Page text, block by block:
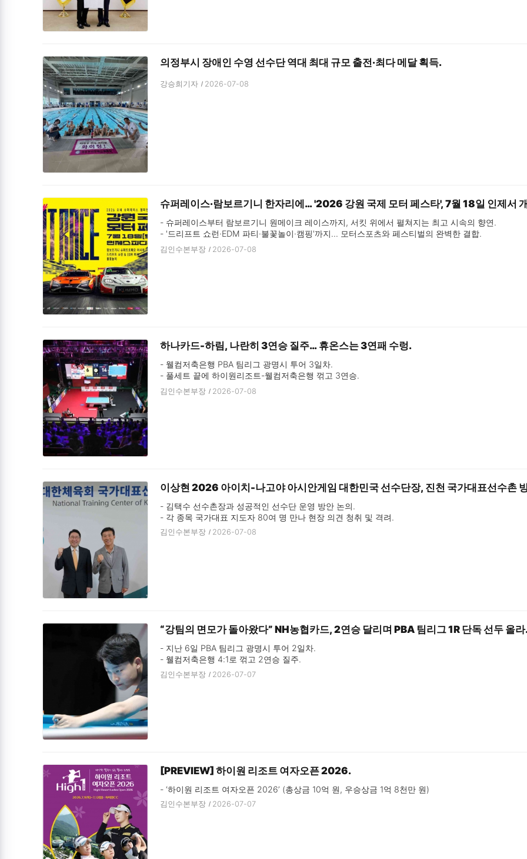
의정부시 장애인 수영 선수단 역대 최대 규모 출전·최다 메달 획득.
강승희기자 2026-07-08
슈퍼레이스·람보르기니 한자리에… '2026 강원 국제 모터 페스타', 7월 18일 인제서
- 슈퍼레이스부터 람보르기니 원메이크 레이스까지, 서킷 위에서 펼쳐지는 최고 시속의 향연.
- '드리프트 쇼런·EDM 파티·불꽃놀이·캠핑'까지… 모터스포츠와 페스티벌의 완벽한 결합.
- 서울 및 강원 주요 거점 셔틀버스 운행으로 접근성 업그레이드.
김인수본부장 2026-07-08
하나카드-하림, 나란히 3연승 질주… 휴온스는 3연패 수렁.
- 웰컴저축은행 PBA 팀리그 광명시 투어 3일차.
- 풀세트 끝에 하이원리조트-웰컴저축은행 꺾고 3연승.
- 휴온스는 크라운해태에 0:4 완패…3연패 수렁.
- ‘한지은 2승’ 에스와이, NH농협카드에 4:1 완승.
김인수본부장 2026-07-08
이상현 2026 아이치-나고야 아시안게임 대한민국 선수단장, 진천 국가대표선수촌
- 김택수 선수촌장과 성공적인 선수단 운영 방안 논의.
- 각 종목 국가대표 지도자 80여 명 만나 현장 의견 청취 및 격려.
김인수본부장 2026-07-08
“강팀의 면모가 돌아왔다” NH농협카드, 2연승 달리며 PBA 팀리그 1R 단독 선두 올
- 지난 6일 PBA 팀리그 광명시 투어 2일차.
- 웰컴저축은행 4:1로 꺾고 2연승 질주.
- 브레이커스, 하이원리조트에 3:1→3:4 역전패.
- 하나카드-하림도 나란히 2연승 달려.
김인수본부장 2026-07-07
[PREVIEW] 하이원 리조트 여자오픈 2026.
- ‘하이원 리조트 여자오픈 2026’ (총상금 10억 원, 우승상금 1억 8천만 원)
김인수본부장 2026-07-07